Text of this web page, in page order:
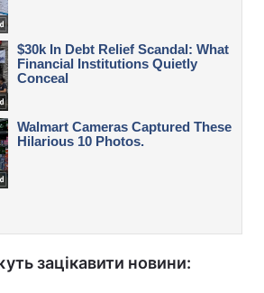
зацікавити новини: